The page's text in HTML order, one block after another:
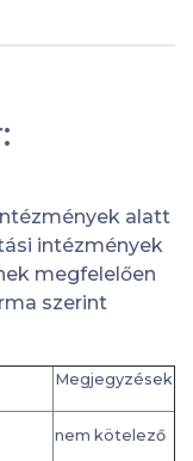
alatt
intézmények
megfelelően
szerint
Megjegyzések
nem kötelező